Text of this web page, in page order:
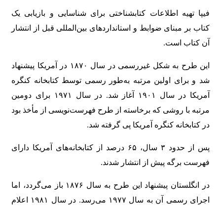
فیپا تهیه اطلاعات کتابشناختی برای شناسایی و بازیابی یک
کتاب بر مبنای ضوابط و استانداردهای بین‌المللی قبل از انتشار
آن کتاب است.
این طرح به شکل غیررسمی در سال ۱۸۷۰ در آمریکا پیشنهاد
شد و برای اولین مرتبه به‌طور رسمی توسط کتابخانه کنگره
آمریکا در سال ۱۹۰۱ آغاز شد. در سال ۱۹۷۱ برای دومین
مرتبه با روشی که برخاسته از طرح فهرست‌نویسی از مأخذ بود
در کتابخانه کنگره آمریکا پی گرفته شد.
پس از حدود ۳ سال، ۶۵ درصد از کتابخانه‌های آمریکا دارای
فهرست برگه پیش از انتشار شدند.
در انگلستان پیشنهاد این طرح به سال ۱۸۷۶ باز می‌گردد، اما
اجرای رسمی آن به سال ۱۹۷۷ می‌رسد. در سال ۱۹۸۱ اعلام